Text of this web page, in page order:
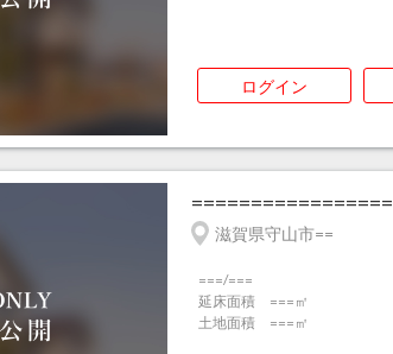
ログイン
=================
滋賀県守山市==
===/===
延床面積 ===㎡
土地面積 ===㎡